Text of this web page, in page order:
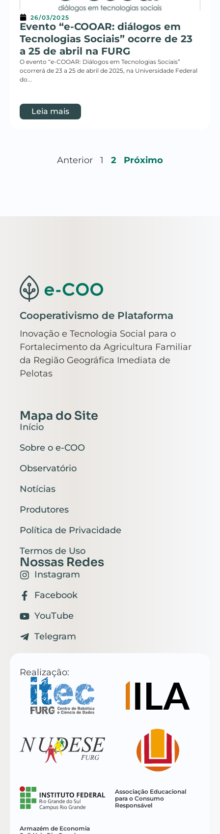
26/03/2025
Evento “e-COOAR: diálogos em
Tecnologias Sociais” ocorre de 23
a 25 de abril na FURG
O evento “e-COOAR: Diálogos em Tecnologias Sociais”
ocorrerá de 23 a 25 de abril de 2025, na Universidade Federal
do...
Leia mais
Anterior 1 2 Próximo
Cooperativismo de Plataforma
Inovação e Tecnologia Social para o
Fortalecimento da Agricultura Familiar
da Região Geográfica Imediata de
Pelotas
Mapa do Site
Início
Sobre o e-COO
Observatório
Notícias
Produtores
Política de Privacidade
Termos de Uso
Nossas Redes
Instagram
Facebook
YouTube
Telegram
Realização:
Associação Educacional
para o Consumo
Responsável
Armazém de Economia